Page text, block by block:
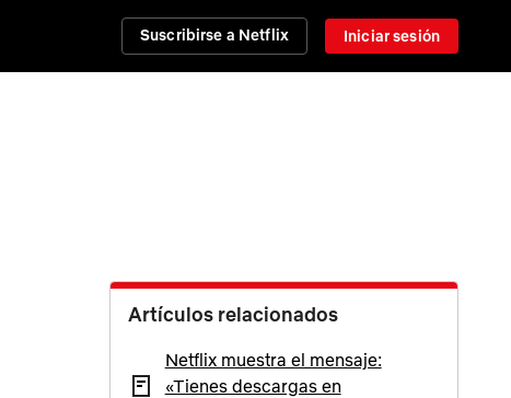
Suscribirse a Netflix Iniciar sesión
Artículos relacionados
Netflix muestra el mensaje:
«Tienes descargas en